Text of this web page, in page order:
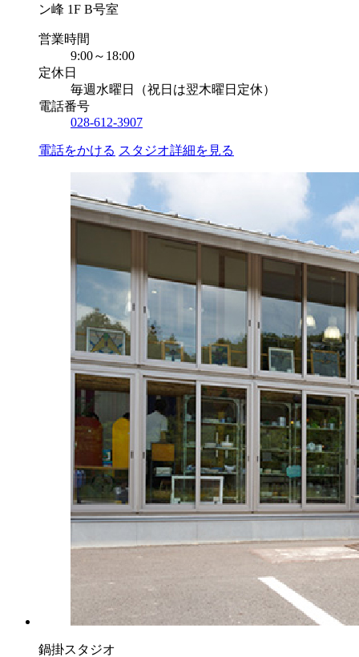
ン峰 1F B号室
営業時間
9:00～18:00
定休日
毎週水曜日（祝日は翌木曜日定休）
電話番号
028-612-3907
電話をかける スタジオ詳細を見る
鍋掛スタジオ